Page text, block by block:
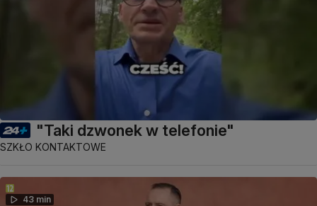
"Taki dzwonek w telefonie"
SZKŁO KONTAKTOWE
43 min